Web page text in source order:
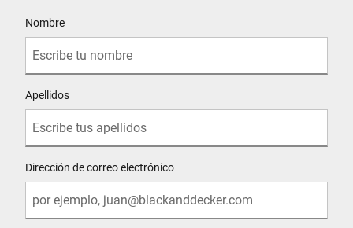
Nombre
Apellidos
Dirección de correo electrónico